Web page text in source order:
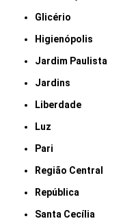
Glicério
Higienópolis
Jardim Paulista
Jardins
Liberdade
Luz
Pari
Região Central
República
Santa Cecília